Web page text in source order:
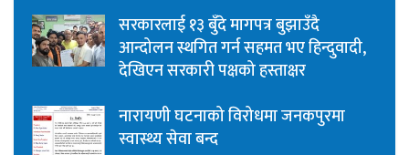
सरकारलाई १३ बुँदे मागपत्र बुझाउँदै
आन्दोलन स्थगित गर्न सहमत भए हिन्दुवादी,
देखिएन सरकारी पक्षको हस्ताक्षर
नारायणी घटनाको विरोधमा जनकपुरमा
स्वास्थ्य सेवा बन्द